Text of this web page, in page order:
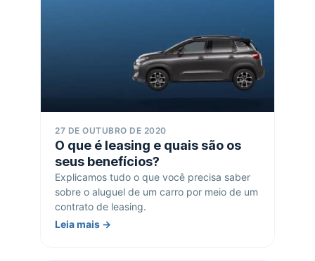
27 DE OUTUBRO DE 2020
O que é leasing e quais são os
seus benefícios?
Explicamos tudo o que você precisa saber
sobre o aluguel de um carro por meio de um
contrato de leasing.
Leia mais →